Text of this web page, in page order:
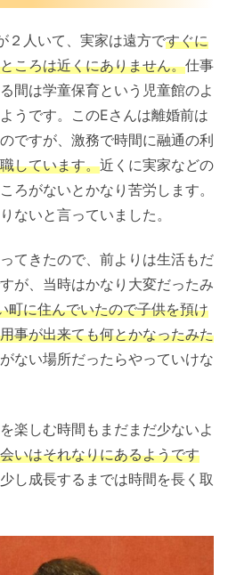
２人いて、実家は遠方ですぐに
ころは近くにありません。仕事
間は学童保育という児童館のよ
うです。このEさんは離婚前は
ですが、激務で時間に融通の利
しています。近くに実家などの
ろがないとかなり苦労します。
ないと言っていました。
てきたので、前よりは生活もだ
が、当時はかなり大変だったみ
町に住んでいたので子供を預け
事が出来ても何とかなったみた
ない場所だったらやっていけな
楽しむ時間もまだまだ少ないよ
いはそれなりにあるようです
し成長するまでは時間を長く取